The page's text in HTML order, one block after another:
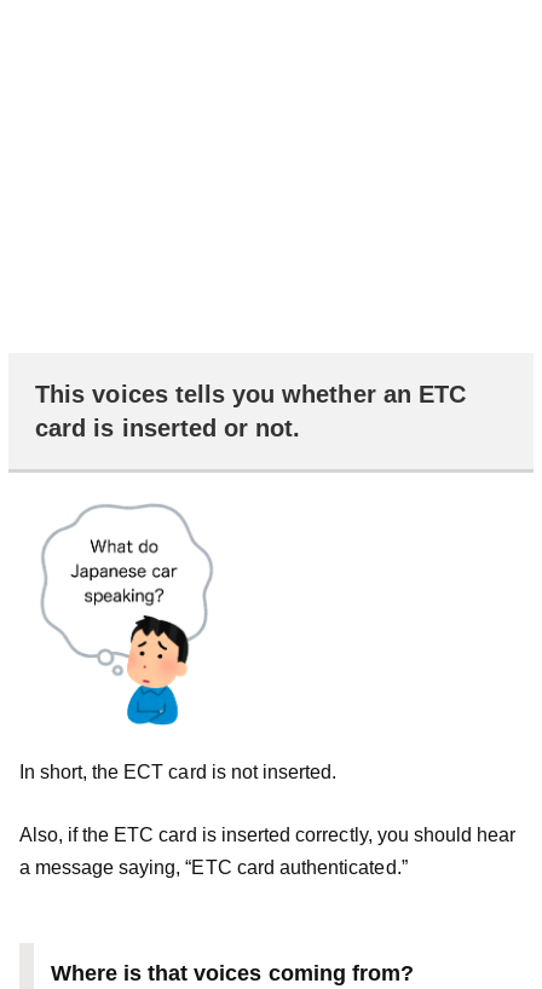
This voices tells you whether an ETC
card is inserted or not.
In short, the ECT card is not inserted.
Also, if the ETC card is inserted correctly, you should hear
a message saying, “ETC card authenticated.”
Where is that voices coming from?